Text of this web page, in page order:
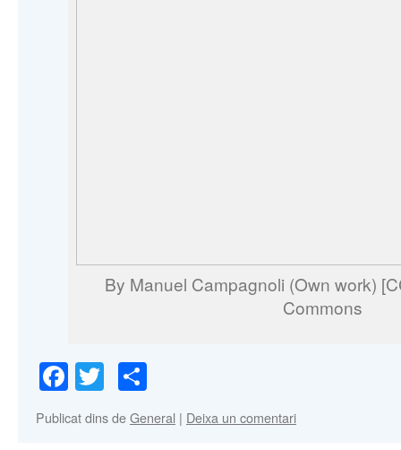
By Manuel Campagnoli (Own work)
Commons
Facebook
Twitter
Publicat dins deGeneral | Deixa un comentari